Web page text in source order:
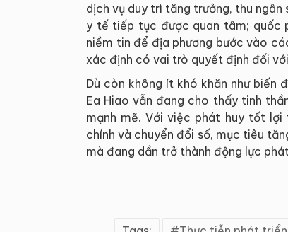
dịch vụ duy trì tăng trưởng, thu
y tế tiếp tục được quan tâm; quốc
niềm tin để địa phương bước vào
xác định có vai trò quyết định đối
Dù còn không ít khó khăn như biến
Ea Hiao vẫn đang cho thấy tinh
mạnh mẽ. Với việc phát huy tốt lợi
chính và chuyển đổi số, mục tiêu
mà đang dần trở thành động lực